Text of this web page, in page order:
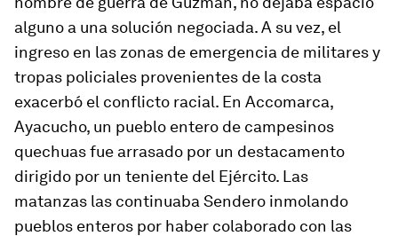
alguno a una solución negociada. A su vez, el
ingreso en las zonas de emergencia de militares y
tropas policiales provenientes de la costa
exacerbó el conflicto racial. En Accomarca,
Ayacucho, un pueblo entero de campesinos
quechuas fue arrasado por un destacamento
dirigido por un teniente del Ejército. Las
matanzas las continuaba Sendero inmolando
pueblos enteros por haber colaborado con las